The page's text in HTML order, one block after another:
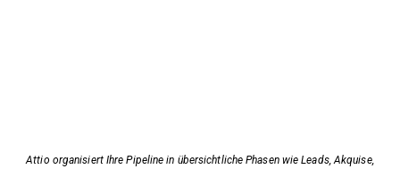
Attio organisiert Ihre Pipeline in übersichtliche Phasen wie Leads, Akquise,